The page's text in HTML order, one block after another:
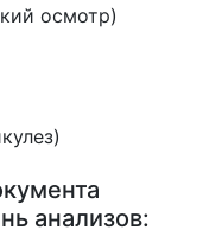
осмотр)
анализов: